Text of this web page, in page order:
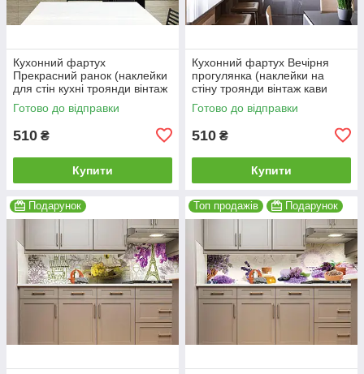
Кухонний фартух
Прекрасний ранок (наклейки
для стін кухні троянди вінтаж
дисковий телефон плівка)
600*2000мм
Готово до відправки
510 ₴
Купити
Кухонний фартух Вечірня
прогулянка (наклейки на
стіну троянди вінтаж кави
плівка для кухні) 600*2000
Готово до відправки
510 ₴
Купити
Подарунок Топ продажів Подарунок